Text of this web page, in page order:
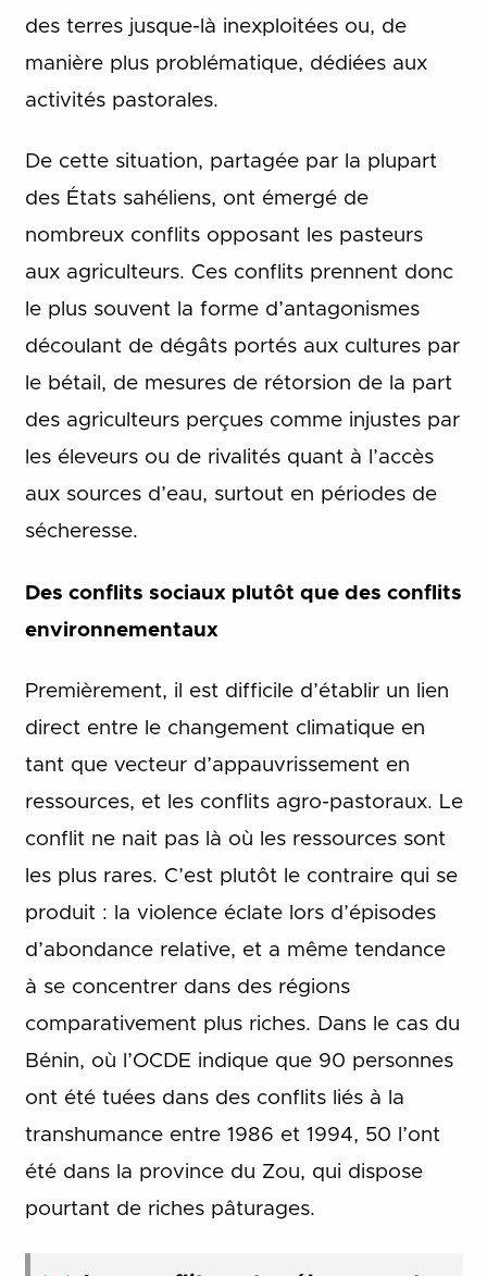
des terres jusque-là inexploitées ou, de
manière plus problématique, dédiées aux
activités pastorales.
De cette situation, partagée par la plupart
des États sahéliens, ont émergé de
nombreux conflits opposant les pasteurs
aux agriculteurs. Ces conflits prennent donc
le plus souvent la forme d’antagonismes
découlant de dégâts portés aux cultures par
le bétail, de mesures de rétorsion de la part
des agriculteurs perçues comme injustes par
les éleveurs ou de rivalités quant à l’accès
aux sources d’eau, surtout en périodes de
sécheresse.
Des conflits sociaux plutôt que des conflits
environnementaux
Premièrement, il est difficile d’établir un lien
direct entre le changement climatique en
tant que vecteur d’appauvrissement en
ressources, et les conflits agro-pastoraux. Le
conflit ne nait pas là où les ressources sont
les plus rares. C’est plutôt le contraire qui se
produit : la violence éclate lors d’épisodes
d’abondance relative, et a même tendance
à se concentrer dans des régions
comparativement plus riches. Dans le cas du
Bénin, où l’OCDE indique que 90 personnes
ont été tuées dans des conflits liés à la
transhumance entre 1986 et 1994, 50 l’ont
été dans la province du Zou, qui dispose
pourtant de riches pâturages.